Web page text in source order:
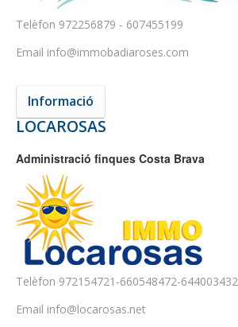
Telèfon 972256879 - 607455199
Email info@immobadiaroses.com
Informació
LOCAROSAS
Administració finques Costa Brava
Telèfon 972154721-660548472-644003432
Email info@locarosas.net